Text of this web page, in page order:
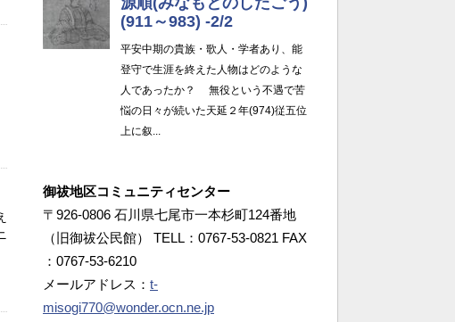
御祓地区コミュニティセンター
〒926-0806 石川県七尾市一本杉町124番地
（旧御祓公民館） TELL：0767-53-0821 FAX
：0767-53-6210
メールアドレス： t-
misogi770@wonder.ocn.ne.jp